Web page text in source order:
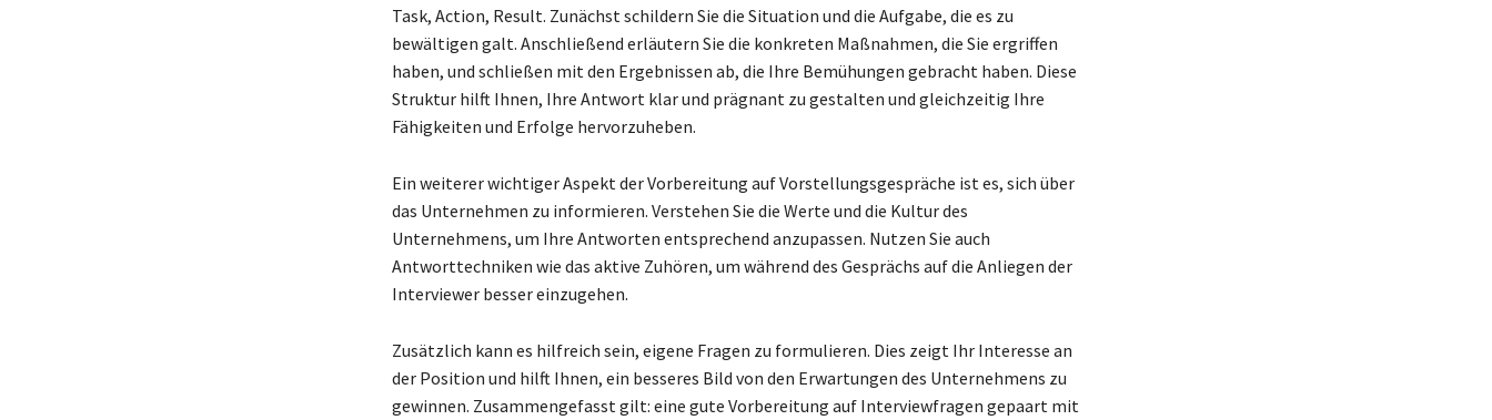
Task, Action, Result. Zunächst schildern Sie die Situation und die Aufgabe, die es zu
bewältigen galt. Anschließend erläutern Sie die konkreten Maßnahmen, die Sie ergriffen
haben, und schließen mit den Ergebnissen ab, die Ihre Bemühungen gebracht haben. Diese
Struktur hilft Ihnen, Ihre Antwort klar und prägnant zu gestalten und gleichzeitig Ihre
Fähigkeiten und Erfolge hervorzuheben.
Ein weiterer wichtiger Aspekt der Vorbereitung auf Vorstellungsgespräche ist es, sich über
das Unternehmen zu informieren. Verstehen Sie die Werte und die Kultur des
Unternehmens, um Ihre Antworten entsprechend anzupassen. Nutzen Sie auch
Antworttechniken wie das aktive Zuhören, um während des Gesprächs auf die Anliegen der
Interviewer besser einzugehen.
Zusätzlich kann es hilfreich sein, eigene Fragen zu formulieren. Dies zeigt Ihr Interesse an
der Position und hilft Ihnen, ein besseres Bild von den Erwartungen des Unternehmens zu
gewinnen. Zusammengefasst gilt: eine gute Vorbereitung auf Interviewfragen gepaart mit